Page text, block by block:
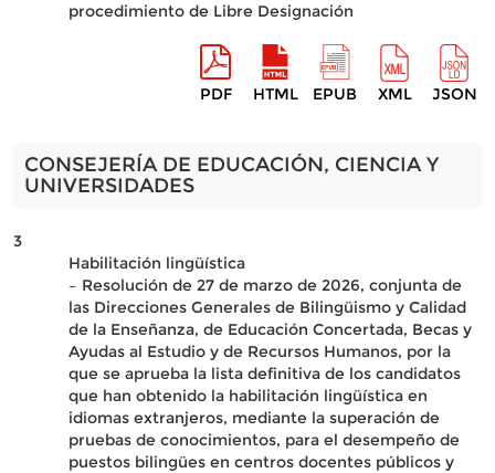
procedimiento de Libre Designación
PDF HTML EPUB XML JSON
CONSEJERÍA DE EDUCACIÓN, CIENCIA Y
UNIVERSIDADES
3
Habilitación lingüística
– Resolución de 27 de marzo de 2026, conjunta de
las Direcciones Generales de Bilingüismo y Calidad
de la Enseñanza, de Educación Concertada, Becas y
Ayudas al Estudio y de Recursos Humanos, por la
que se aprueba la lista definitiva de los candidatos
que han obtenido la habilitación lingüística en
idiomas extranjeros, mediante la superación de
pruebas de conocimientos, para el desempeño de
puestos bilingües en centros docentes públicos y